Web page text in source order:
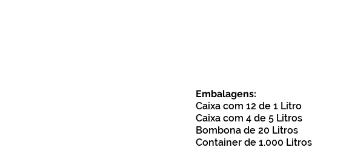
Embalagens:
Caixa com 12 de 1 Litro
Caixa com 4 de 5 Litros
Bombona de 20 Litros
Container de 1.000 Litros